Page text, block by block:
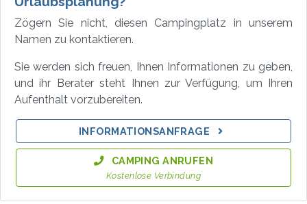
Zögern Sie nicht, diesen Campingplatz in unserem
Namen zu kontaktieren.
Sie werden sich freuen, Ihnen Informationen zu geben,
und ihr Berater steht Ihnen zur Verfügung, um Ihren
Aufenthalt vorzubereiten.
INFORMATIONSANFRAGE
CAMPING ANRUFEN
Kostenlose Verbindung